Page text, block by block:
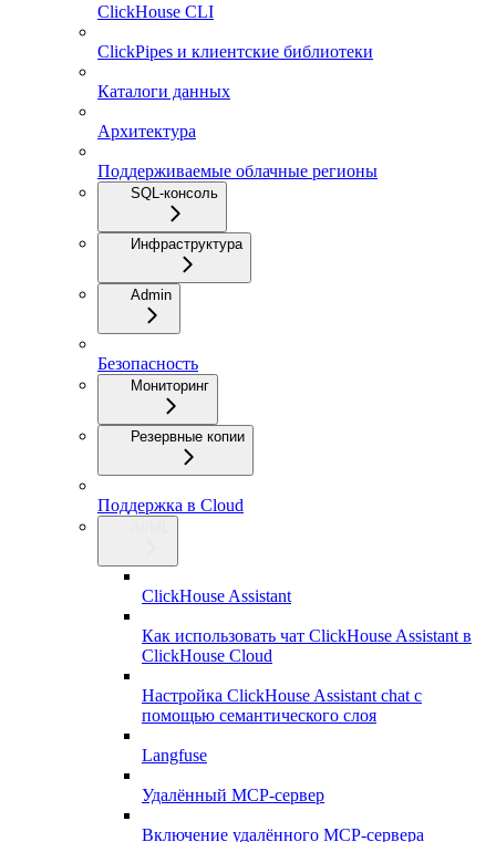
ClickHouse CLI
ClickPipes и клиентские библиотеки
Каталоги данных
Архитектура
Поддерживаемые облачные регионы
SQL-консоль
Инфраструктура
Admin
Безопасность
Мониторинг
Резервные копии
Поддержка в Cloud
ClickHouse Assistant
Как использовать чат ClickHouse Assistant в
ClickHouse Cloud
Настройка ClickHouse Assistant chat с
помощью семантического слоя
Langfuse
Удалённый MCP-сервер
Включение удалённого MCP-сервера